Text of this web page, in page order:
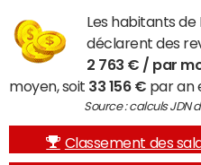
Les habitants
déclarent des
2 763 € / par
moyen, soit 33 156 € par an
Source : calculs JDN
Classement des